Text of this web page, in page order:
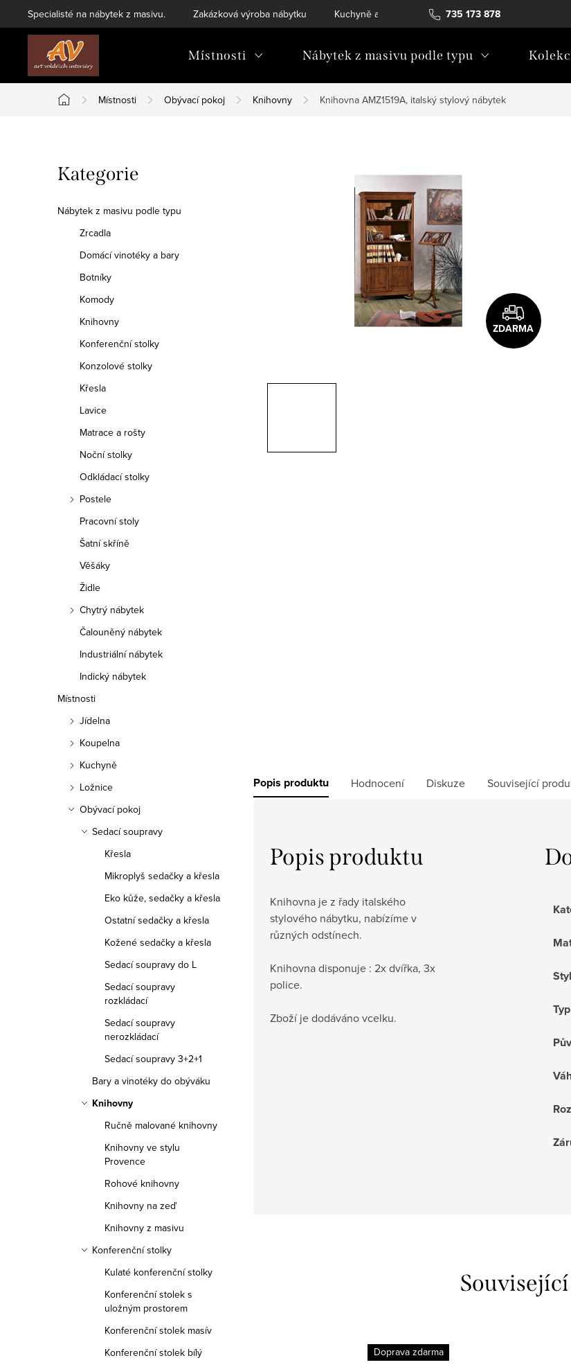
na
735 173 878
Specialisté na nábytek z masivu. Zakázková výroba nábytku Kuchyně a vestavný nábytek Katalogy ke stažení
Místnosti Nábytek z masivu podle typu
Domů
Místnosti Obývací pokoj Knihovny Knihovna AMZ1519A, italský stylový nábytek
o
s
Přeskočit
kategorie
Kategorie
Nábytek z masivu podle typu
Zrcadla
Domácí vinotéky a bary
Botníky
Komody
Knihovny
Konferenční stolky
Konzolové stolky
Křesla
Lavice
Matrace a rošty
Noční stolky
Odkládací stolky
Postele
Pracovní stoly
Šatní skříně
Věšáky
Židle
Chytrý nábytek
Čalouněný nábytek
Industriální nábytek
Indický nábytek
Místnosti
Jídelna
Koupelna
Kuchyně
Ložnice
Obývací pokoj
Sedací soupravy
Křesla
Mikroplyš sedačky a křesla
Eko kůže, sedačky a křesla
Ostatní sedačky a křesla
Kožené sedačky a křesla
Sedací soupravy do L
Sedací soupravy
rozkládací
Sedací soupravy
nerozkládací
Sedací soupravy 3+2+1
Bary a vinotéky do obýváku
Knihovny
Ručně malované knihovny
Knihovny ve stylu
Provence
Rohové knihovny
Knihovny na zeď
Knihovny z masivu
Konferenční stolky
Kulaté konferenční stolky
Konferenční stolek s
uložným prostorem
Konferenční stolek masív
Konferenční stolek bílý
ZDARMA
Popis produktu Hodnocení Diskuze Související
Popis produktu
Knihovna je z řady italského
stylového nábytku, nabízíme v
různých odstínech.
Knihovna disponuje : 2x dvířka, 3x
police.
Zboží je dodáváno vcelku.
Doprava zdarma